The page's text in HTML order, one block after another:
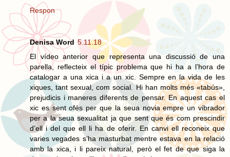
Respon
Denisa Word 5.11.18
El vídeo anterior que representa una discussió de una
parella, reflecteix el típic problema que hi ha a l’hora de
catalogar a una xica i a un xic. Sempre en la vida de les
xiques, tant sexual, com social. Hi han molts més «tabús»,
prejudicis i maneres diferents de pensar. En aquest cas el
xic es sent ofés per que la seua novia empre un vibrador
per a la seua sexualitat ja que sent que és com prescindir
d’ell i del que ell li ha de oferir. En canvi ell reconeix que
varies vegades s’ha masturbat mentre estava en la relació
amb la xica, i li pareix natural, però el fet de que siga la